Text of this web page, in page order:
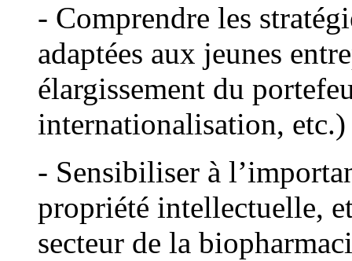
- Comprendre les
adaptées aux jeunes
élargissement du
internationalisation, etc.)
- Sensibiliser à
propriété intellectuelle,
secteur de la